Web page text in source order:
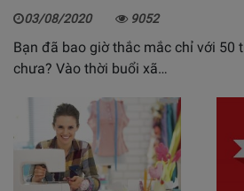
03/08/2020 9052
Bạn đã bao giờ thắc mắc chỉ với 50
chưa? Vào thời buổi xã…